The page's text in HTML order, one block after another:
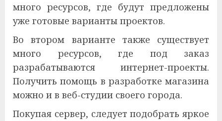
много ресурсов, где будут предложены
уже готовые варианты проектов.
Во втором варианте также существует
много ресурсов, где под заказ
разрабатываются интернет-проекты.
Получить помощь в разработке магазина
можно и в веб-студии своего города.
Покупая сервер, следует подобрать яркое